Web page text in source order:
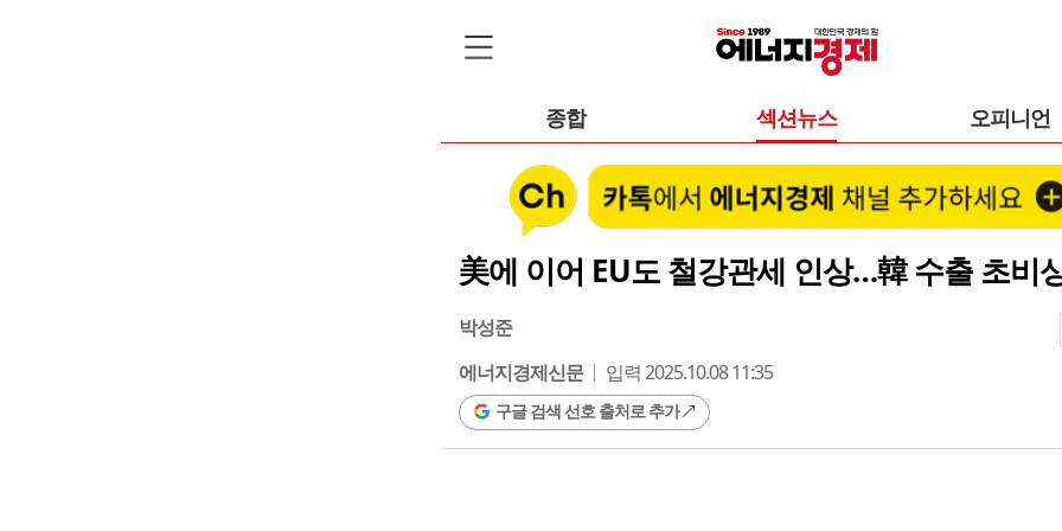
종합 섹션뉴스 오피니언
美에 이어 EU도 철강관세 인상…韓 수출 초비
박성준
에너지경제신문
입력 2025.10.08 11:35
구글 검색 선호 출처로 추가